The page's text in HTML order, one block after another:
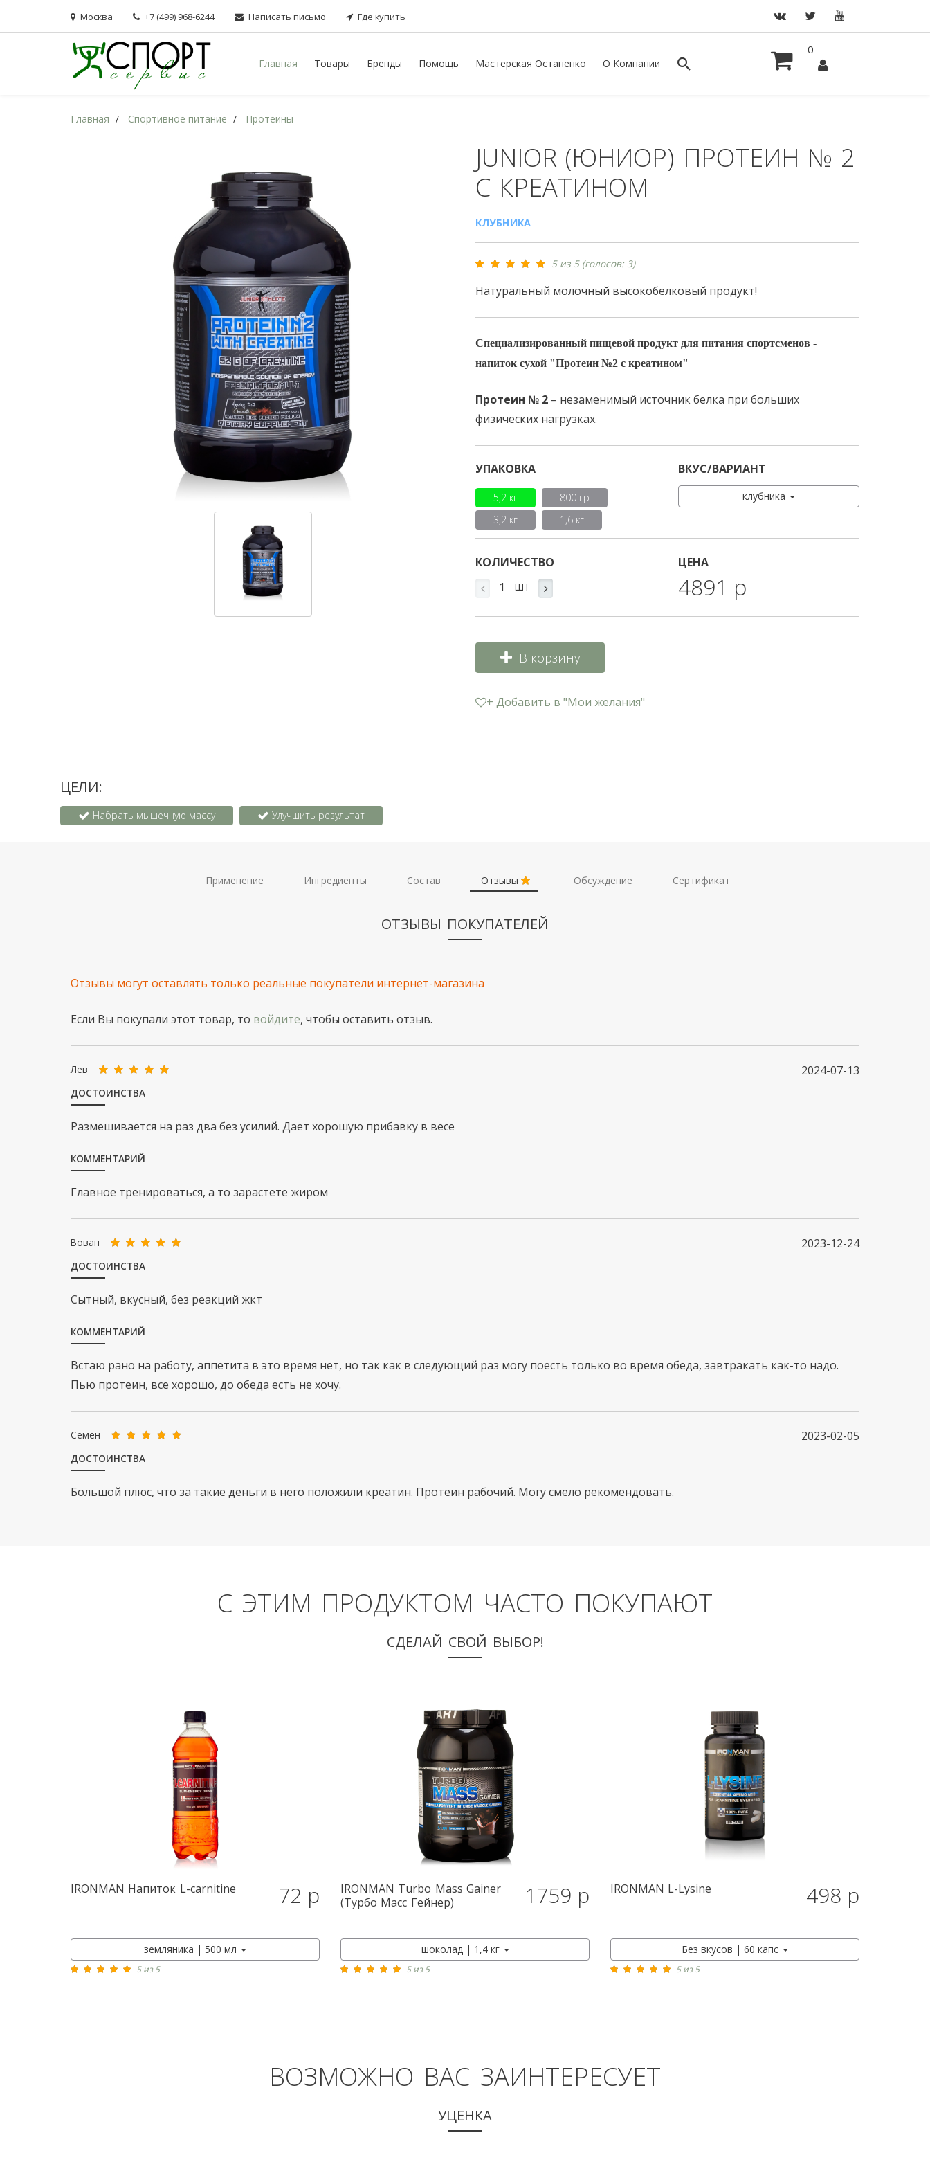
Москва +7 (499) 968-6244 Написать письмо Где купить
Главная Товары Бренды Помощь Мастерская Остапенко О Компании
0
Главная Спортивное питание Протеины
JUNIOR (ЮНИОР) ПРОТЕИН № 2
С КРЕАТИНОМ
КЛУБНИКА
5 из 5 (голосов: 3)
Натуральный молочный высокобелковый продукт!
Специализированный пищевой продукт для питания спортсменов -
напиток сухой "Протеин №2 с креатином"
Протеин № 2 – незаменимый источник белка при больших
физических нагрузках.
УПАКОВКА
5,2 кг
800 гр
3,2 кг
1,6 кг
ВКУС/ВАРИАНТ
клубника
КОЛИЧЕСТВО
ШТ
ЦЕНА
4891 р
В корзину
+ Добавить в "Мои желания"
ЦЕЛИ:
Набрать мышечную массу Улучшить результат
Применение Ингредиенты Состав Отзывы Обсуждение Сертификат
ОТЗЫВЫ ПОКУПАТЕЛЕЙ
Отзывы могут оставлять только реальные покупатели интернет-магазина
Если Вы покупали этот товар, то войдите, чтобы оставить отзыв.
2024-07-13
Лев
ДОСТОИНСТВА
Размешивается на раз два без усилий. Дает хорошую прибавку в весе
КОММЕНТАРИЙ
Главное тренироваться, а то зарастете жиром
2023-12-24
Вован
ДОСТОИНСТВА
Сытный, вкусный, без реакций жкт
КОММЕНТАРИЙ
Встаю рано на работу, аппетита в это время нет, но так как в следующий раз могу поесть только во время обеда, завтракать как-то надо.
Пью протеин, все хорошо, до обеда есть не хочу.
2023-02-05
Семен
ДОСТОИНСТВА
Большой плюс, что за такие деньги в него положили креатин. Протеин рабочий. Могу смело рекомендовать.
С ЭТИМ ПРОДУКТОМ ЧАСТО ПОКУПАЮТ
СДЕЛАЙ СВОЙ ВЫБОР!
IRONMAN Напиток L-carnitine 72 р КУПИТЬ
земляника | 500 мл
5 из 5
IRONMAN Turbo Mass Gainer
(Турбо Масс Гейнер)
1759 р
шоколад | 1,4 кг
5 из 5
IRONMAN L-Lysine 498 р
Без вкусов | 60 капс
5 из 5
ВОЗМОЖНО ВАС ЗАИНТЕРЕСУЕТ
УЦЕНКА